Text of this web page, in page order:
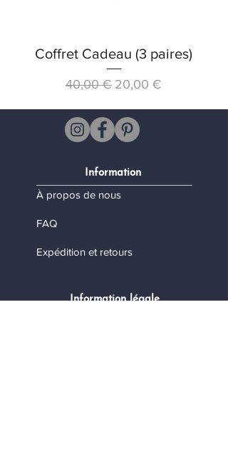
Coffret Cadeau (3 paires)
Prix original
40,00 € Prix promotionnel
20,00 €
Information
À propos de nous
FAQ
Expédition et retours
Information légale